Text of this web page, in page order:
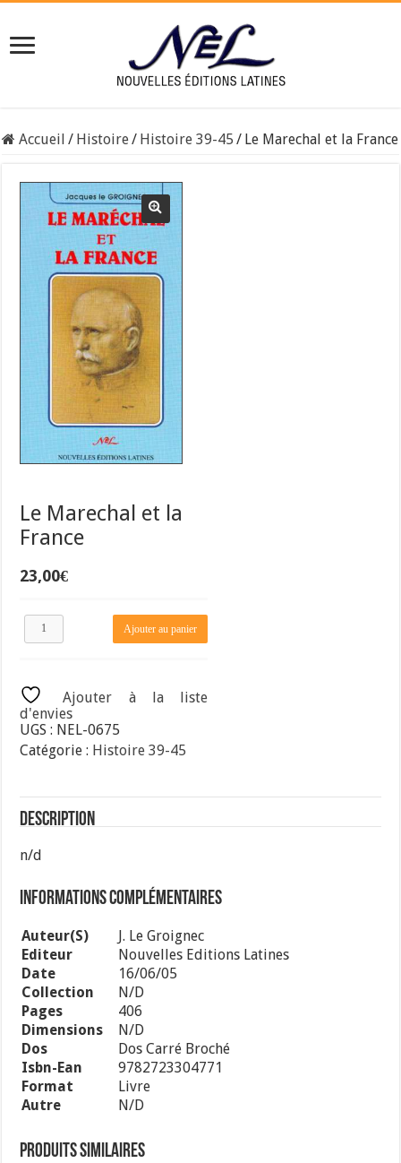
Accueil / Histoire/ Histoire 39-45 / Le Marechal et la France
Le Marechal et la
France
23,00€
quantité
de
et
la
France
Ajouter au panier
Ajouter à la liste
d'envies
UGS : NEL-0675
Catégorie : Histoire 39-45
Description
n/d
Informations complémentaires
Auteur(s)
J. Le Groignec
Editeur
Nouvelles Editions Latines
Date
16/06/05
Collection
N/d
Pages
406
Dimensions
N/d
Dos
Dos Carré Broché
Isbn-Ean
9782723304771
Format
Livre
Autre
N/d
Produits similaires